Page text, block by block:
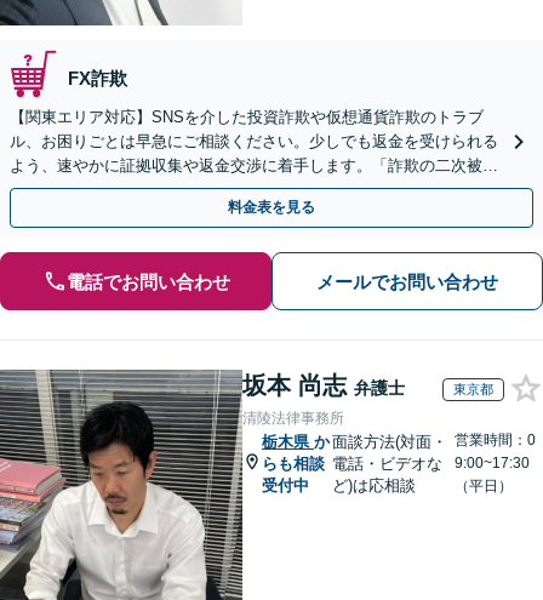
FX詐欺
【関東エリア対応】SNSを介した投資詐欺や仮想通貨詐欺のトラブ
ル、お困りごとは早急にご相談ください。少しでも返金を受けられる
よう、速やかに証拠収集や返金交渉に着手します。「詐欺の二次被
害」のご相談も対応します【初回相談無料】【Web相談可】
料金表を見る
電話でお問い合わせ メールでお問い合わせ
坂本 尚志 弁護士 東京都
清陵法律事務所
栃木県 か
らも相談
受付中
面談方法(対面・
電話・ビデオな
ど)は応相談
営業時間：0
9:00~17:30
（平日）